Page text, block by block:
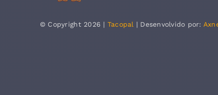
© Copyright 2026 | Tacopal | Desenvolvido por: